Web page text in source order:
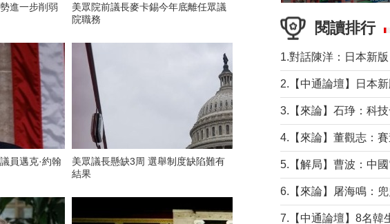
進一步削弱
美眾院前議長麥卡錫今年底離任眾議
院職務
員邁克·約翰
美眾議長懸缺3周 選舉制度缺陷難有
結果
閱讀排行
4.【來論】董觀志：